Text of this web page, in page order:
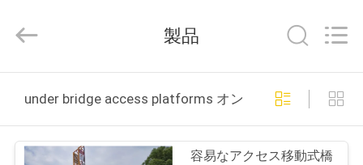
プ
2013
SPECIAL
CO.,LTD.
Rights
製品
under bridge access platforms オンライン製造
容易なアクセス移動式橋